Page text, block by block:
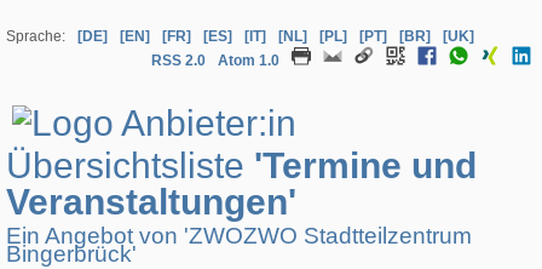
Sprache: [DE] [EN] [FR] [ES] [IT] [NL] [PL] [PT] [BR]
[UK]
RSS 2.0
Atom 1.0
Übersichtsliste 'Termine und
Veranstaltungen'
Ein Angebot von 'ZWOZWO Stadtteilzentrum
Bingerbrück'